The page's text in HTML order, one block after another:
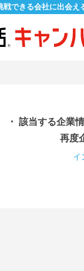
戦できる会社に出会え
・ 該当する企業
再度
イ